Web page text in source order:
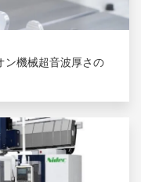
ン機械超音波厚さの